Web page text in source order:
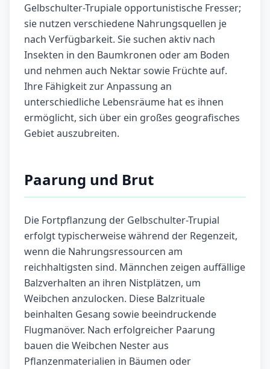
Gelbschulter-Trupiale opportunistische Fresser;
sie nutzen verschiedene Nahrungsquellen je
nach Verfügbarkeit. Sie suchen aktiv nach
Insekten in den Baumkronen oder am Boden
und nehmen auch Nektar sowie Früchte auf.
Ihre Fähigkeit zur Anpassung an
unterschiedliche Lebensräume hat es ihnen
ermöglicht, sich über ein großes geografisches
Gebiet auszubreiten.
Paarung und Brut
Die Fortpflanzung der Gelbschulter-Trupial
erfolgt typischerweise während der Regenzeit,
wenn die Nahrungsressourcen am
reichhaltigsten sind. Männchen zeigen auffällige
Balzverhalten an ihren Nistplätzen, um
Weibchen anzulocken. Diese Balzrituale
beinhalten Gesang sowie beeindruckende
Flugmanöver. Nach erfolgreicher Paarung
bauen die Weibchen Nester aus
Pflanzenmaterialien in Bäumen oder